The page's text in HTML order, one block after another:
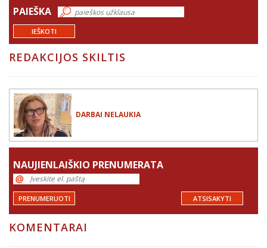
PAIEŠKA
IEŠKOTI
REDAKCIJOS SKILTIS
DARBAI NELAUKIA
NAUJIENLAIŠKIO PRENUMERATA
PRENUMERUOTI ATSISAKYTI
KOMENTARAI